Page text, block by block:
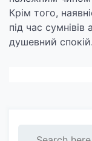
Крім того,
під час
душевний спокій.